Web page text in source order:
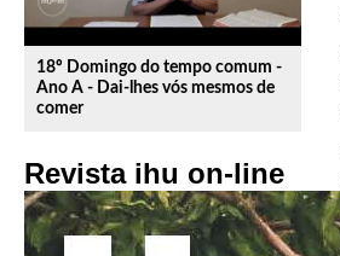
18º Domingo do tempo comum -
Ano A - Dai-lhes vós mesmos de
comer
Revista ihu on-line